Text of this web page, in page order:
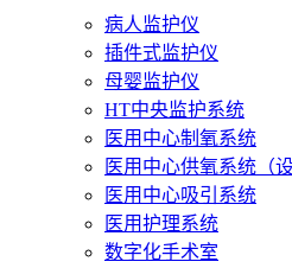
病人监护仪
插件式监护仪
母婴监护仪
HT中央监护系统
医用中心制氧系统
医用中心供氧系统（设
医用中心吸引系统
医用护理系统
数字化手术室